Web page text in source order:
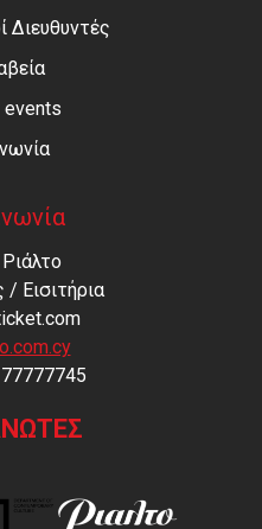
Διευθυντές
events
Εισιτήρια